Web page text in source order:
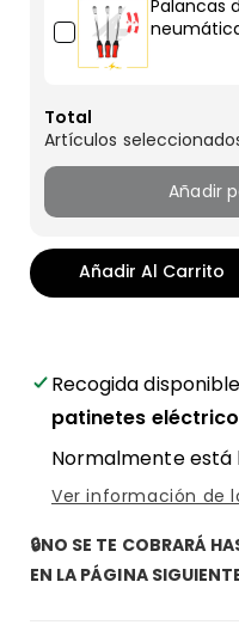
SCOOTERS
Palancas
Total
Artículos
Añadir
Añadir Al Carrito
Recogida
patinetes
Normalmente está
Ver información de
🔒NO SE TE COBRARÁ
EN LA PÁGINA